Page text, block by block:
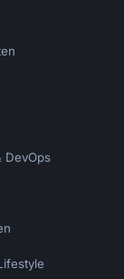
else
DevOps